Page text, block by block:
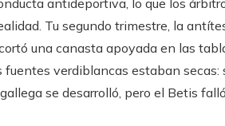
antideportiva, lo que los
Tu segundo trimestre, la
una canasta apoyada en las
verdiblancas estaban
se desarrolló, pero el Betis